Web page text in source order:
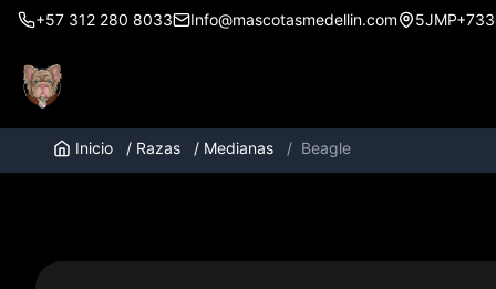
+57 312 280 8033 Info@mascotasmedellin.com
Inicio / Razas / Medianas / Beagle